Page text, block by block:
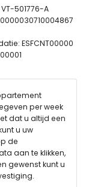
bed
en toilet
parkeerplaats
501776-A
ESFCNT00000
per week
dat u altijd een
u uw
de
aan te klikken,
gewenst kunt u